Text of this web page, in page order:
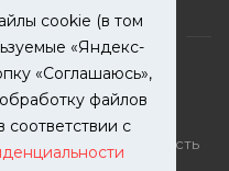
cookie (в том
«Яндекс-
«Соглашаюсь»,
файлов
с
ремонт и покраска
сайте – собственность